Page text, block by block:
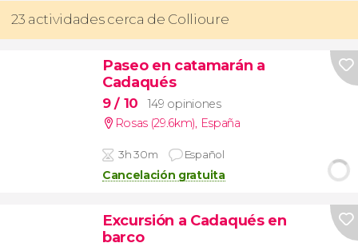
23 actividades cerca de Collioure
Paseo en catamarán a
Cadaqués
9/ 10
149 opiniones
Rosas (29.6km) España
3h 30m Español
Cancelación gratuita
Excursión a Cadaqués en
barco